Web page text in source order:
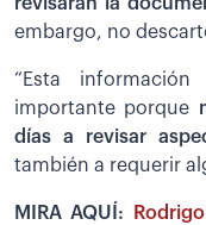
revisarán la
embargo, no
“Esta
importante porque
días a revisar
también a requerir
MIRA AQUÍ: